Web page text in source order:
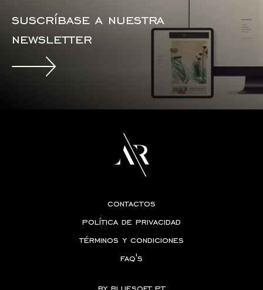
suscríbase a nuestra
newsletter
contactos
política de privacidad
términos y condiciones
faq's